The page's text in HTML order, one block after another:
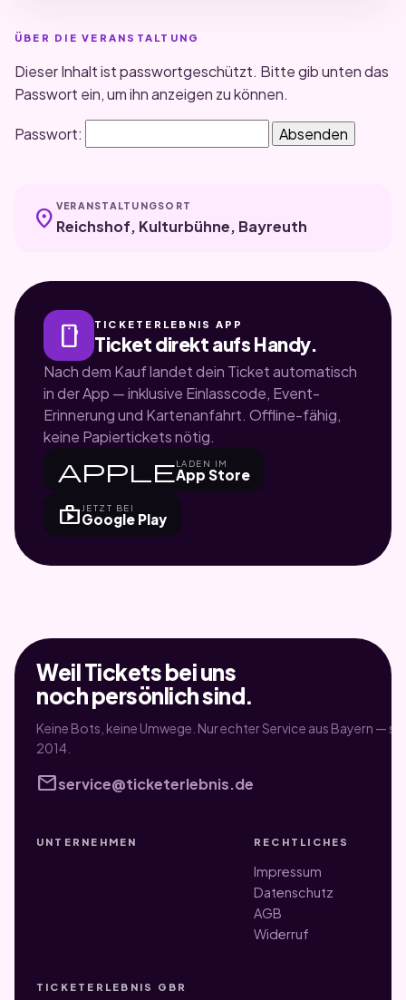
ÜBER DIE VERANSTALTUNG
Dieser Inhalt ist passwortgeschützt. Bitte gib unten das
Passwort ein, um ihn anzeigen zu können.
Passwort:
location_on VERANSTALTUNGSORT
Reichshof, Kulturbühne, Bayreuth
smartphone TICKETERLEBNIS APP
Ticket direkt aufs Handy.
Nach dem Kauf landet dein Ticket automatisch
in der App — inklusive Einlasscode, Event-
Erinnerung und Kartenanfahrt. Offline-fähig,
keine Papiertickets nötig.
appleLADEN IM
App Store
shop JETZT BEI
Google Play
Weil Tickets bei uns
noch persönlich sind.
Keine Bots, keine Umwege. Nur echter Service aus Bayern —
2014.
mailservice@ticketerlebnis.de
UNTERNEHMEN RECHTLICHES
Impressum
Datenschutz
AGB
Widerruf
TICKETERLEBNIS GBR